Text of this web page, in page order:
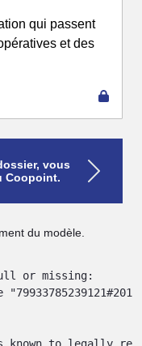
qui passent
et des
vous
Coopoint.
du modèle.
or missing: